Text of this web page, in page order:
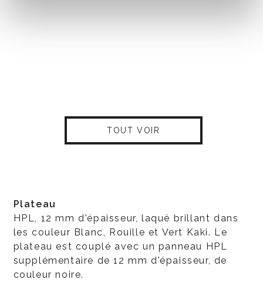
TOUT VOIR
Plateau
HPL, 12 mm d'épaisseur, laqué brillant dans
les couleur Blanc, Rouille et Vert Kaki. Le
plateau est couplé avec un panneau HPL
supplémentaire de 12 mm d'épaisseur, de
couleur noire.